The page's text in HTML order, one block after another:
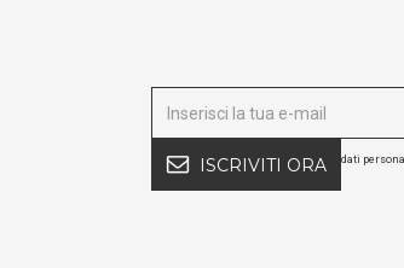
ISCRIVITI ORA dati